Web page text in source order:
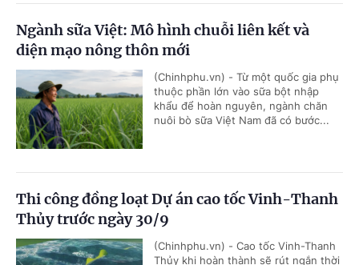
Ngành sữa Việt: Mô hình chuỗi liên kết và
diện mạo nông thôn mới
(Chinhphu.vn) - Từ một quốc gia phụ
thuộc phần lớn vào sữa bột nhập
khẩu để hoàn nguyên, ngành chăn
nuôi bò sữa Việt Nam đã có bước...
Thi công đồng loạt Dự án cao tốc Vinh-Thanh
Thủy trước ngày 30/9
(Chinhphu.vn) - Cao tốc Vinh-Thanh
Thủy khi hoàn thành sẽ rút ngắn thời